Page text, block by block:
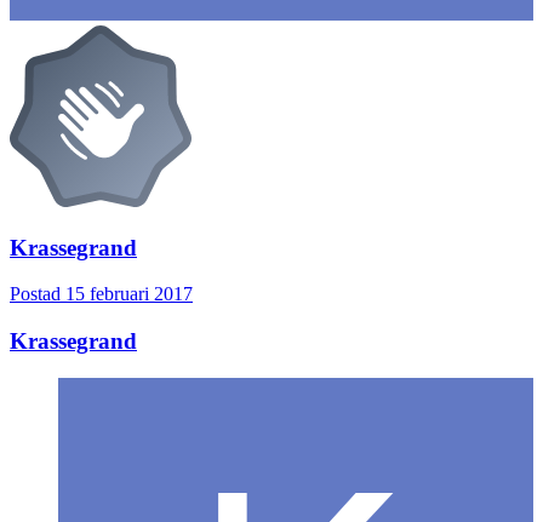
Krassegrand
Postad 15 februari 2017
Krassegrand